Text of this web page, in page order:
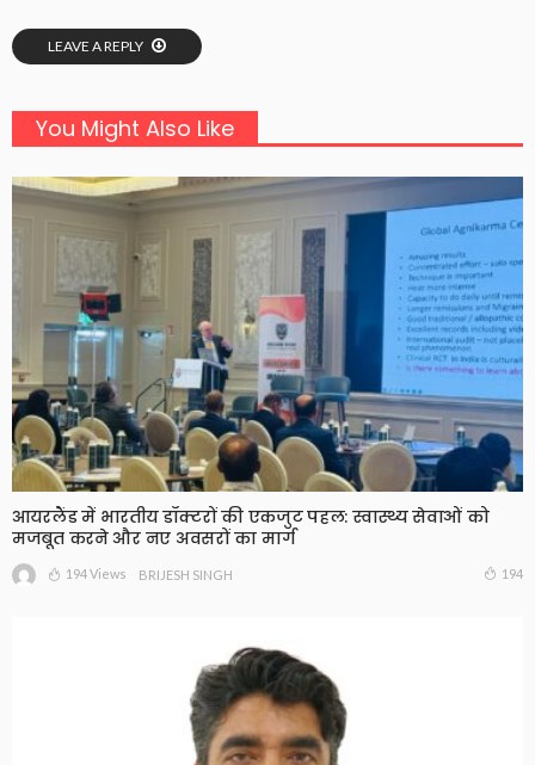
LEAVE A REPLY
You Might Also Like
आयरलैंड में भारतीय डॉक्टरों की एकजुट पहल: स्वास्थ्य सेवाओं को
मजबूत करने और नए अवसरों का मार्ग
194 Views BRIJESH SINGH 194